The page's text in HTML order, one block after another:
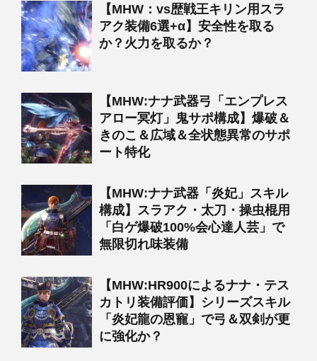
【MHW：vs歴戦王キリン用スラ
アク装備6選+α】安全性を取る
か？火力を取るか？
【MHW:ナナ武器弓「エンプレス
アロー冥灯」鬼サポ構成】爆破＆
きのこ＆広域＆全状態異常のサポ
ート特化
【MHW:ナナ武器「炎妃」スキル
構成】スラアク・太刀・操虫棍用
「白ゲ爆破100%会心達人芸」で
無限切れ味装備
【MHW:HR900によるナナ・テス
カトリ装備評価】シリーズスキル
「炎妃龍の恩寵」で弓＆双剣が更
に強化か？